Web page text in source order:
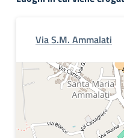
Via S.M. Ammalati